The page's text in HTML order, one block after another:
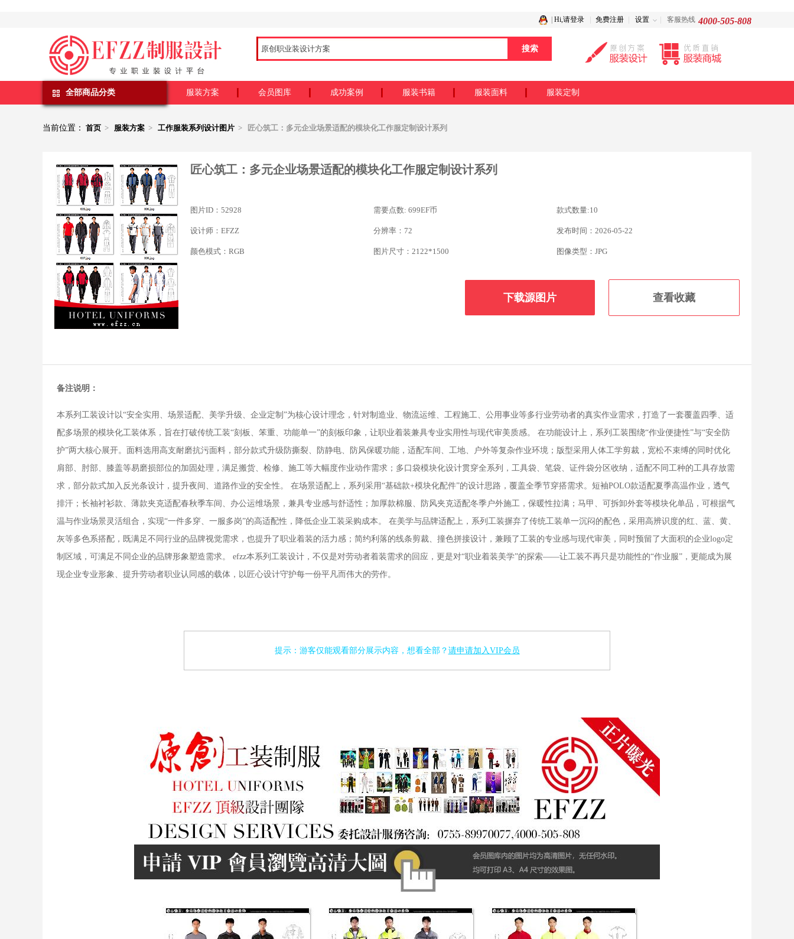
Hi,请登录 免费注册 设置 客服热线 4000-505-808
全部商品分类 服装方案 会员图库 成功案例 服装书籍 服装面料 服装定制
当前位置： 首页 > 服装方案 > 工作服装系列设计图片 > 匠心筑工：多元企业场景适配的模块化工作服定制设计系列
匠心筑工：多元企业场景适配的模块化工作服定制设计系列
图片ID：52928 需要点数: 699EF币 款式数量:10
设计师：EFZZ 分辨率：72 发布时间：2026-05-22
颜色模式：RGB 图片尺寸：2122*1500 图像类型：JPG
下载源图片 查看收藏
备注说明：
本系列工装设计以“安全实用、场景适配、美学升级、企业定制”为核心设计理念，针对制造业、物流运维、工程施工、公用事业等多行业劳动者的真实作业需求，打造了一套覆盖四季、适
配多场景的模块化工装体系，旨在打破传统工装“刻板、笨重、功能单一”的刻板印象，让职业着装兼具专业实用性与现代审美质感。 在功能设计上，系列工装围绕“作业便捷性”与“安全防
护”两大核心展开。面料选用高支耐磨抗污面料，部分款式升级防撕裂、防静电、防风保暖功能，适配车间、工地、户外等复杂作业环境；版型采用人体工学剪裁，宽松不束缚的同时优化
肩部、肘部、膝盖等易磨损部位的加固处理，满足搬货、检修、施工等大幅度作业动作需求；多口袋模块化设计贯穿全系列，工具袋、笔袋、证件袋分区收纳，适配不同工种的工具存放需
求，部分款式加入反光条设计，提升夜间、道路作业的安全性。 在场景适配上，系列采用“基础款+模块化配件”的设计思路，覆盖全季节穿搭需求。短袖POLO款适配夏季高温作业，透气
排汗；长袖衬衫款、薄款夹克适配春秋季车间、办公运维场景，兼具专业感与舒适性；加厚款棉服、防风夹克适配冬季户外施工，保暖性拉满；马甲、可拆卸外套等模块化单品，可根据气
温与作业场景灵活组合，实现“一件多穿、一服多岗”的高适配性，降低企业工装采购成本。 在美学与品牌适配上，系列工装摒弃了传统工装单一沉闷的配色，采用高辨识度的红、蓝、黄、
灰等多色系搭配，既满足不同行业的品牌视觉需求，也提升了职业着装的活力感；简约利落的线条剪裁、撞色拼接设计，兼顾了工装的专业感与现代审美，同时预留了大面积的企业logo定
制区域，可满足不同企业的品牌形象塑造需求。 efzz本系列工装设计，不仅是对劳动者着装需求的回应，更是对“职业着装美学”的探索——让工装不再只是功能性的“作业服”，更能成为展
现企业专业形象、提升劳动者职业认同感的载体，以匠心设计守护每一份平凡而伟大的劳作。
提示：游客仅能观看部分展示内容，想看全部？ 请申请加入VIP会员